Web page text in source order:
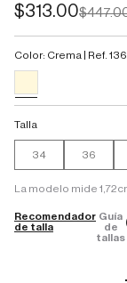
Precio de
$313.00Precio
Color: Crema | Ref.
Talla
34 36
La modelo mide
Recomendador
de talla
Guía
de
tallas